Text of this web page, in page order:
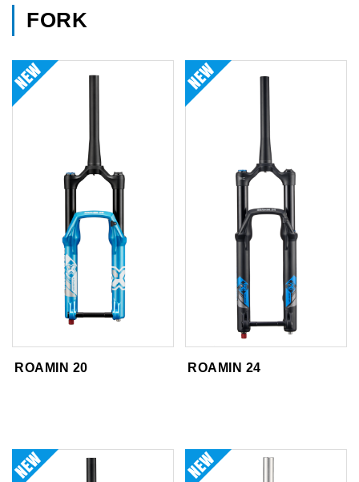
FORK
ROAMIN 20 ROAMIN 24